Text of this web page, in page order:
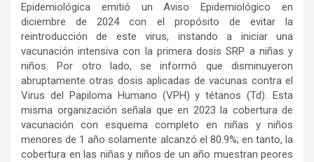
Epidemiológica emitió un Aviso Epidemiológico en
diciembre de 2024 con el propósito de evitar la
reintroducción de este virus, instando a iniciar una
vacunación intensiva con la primera dosis SRP a niñas y
niños. Por otro lado, se informó que disminuyeron
abruptamente otras dosis aplicadas de vacunas contra el
Virus del Papiloma Humano (VPH) y tétanos (Td). Esta
misma organización señala que en 2023 la cobertura de
vacunación con esquema completo en niñas y niños
menores de 1 año solamente alcanzó el 80.9%; en tanto, la
cobertura en las niñas y niños de un año muestran peores